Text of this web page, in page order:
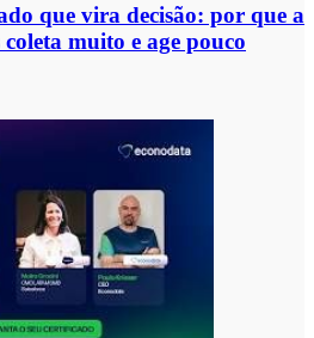
que vira decisão: por que a
muito e age pouco